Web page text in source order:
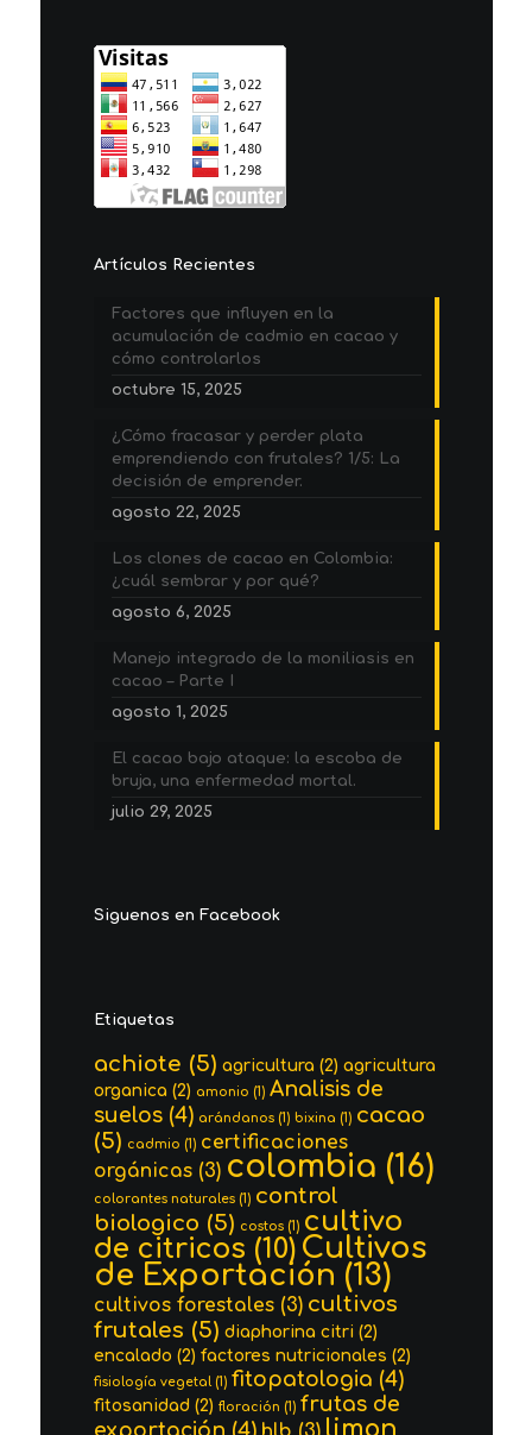
Artículos Recientes
Factores que influyen en la
acumulación de cadmio en cacao y
cómo controlarlos
octubre 15, 2025
¿Cómo fracasar y perder plata
emprendiendo con frutales? 1/5: La
decisión de emprender.
agosto 22, 2025
Los clones de cacao en Colombia:
¿cuál sembrar y por qué?
agosto 6, 2025
Manejo integrado de la moniliasis en
cacao – Parte I
agosto 1, 2025
El cacao bajo ataque: la escoba de
bruja, una enfermedad mortal.
julio 29, 2025
Siguenos en Facebook
Etiquetas
achiote (5) agricultura (2) agricultura
organica (2) amonio (1) Analisis de
suelos(4) arándanos(1) bixina (1) cacao
(5) cadmio (1) certificaciones
orgánicas(3) colombia (16)
colorantes naturales(1) control
biologico (5) costos(1) cultivo
de citricos (10) Cultivos
de Exportación (13)
cultivos forestales(3) cultivos
frutales (5) diaphorina citri (2)
encalado (2) factores nutricionales (2)
fisiología vegetal (1) fitopatologia (4)
fitosanidad (2) floración (1) frutas de
limon